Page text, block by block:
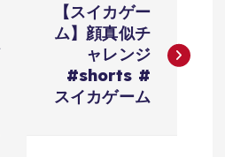
【スイカゲー
ム】顔真似チ
ャレンジ
#shorts #
スイカゲーム